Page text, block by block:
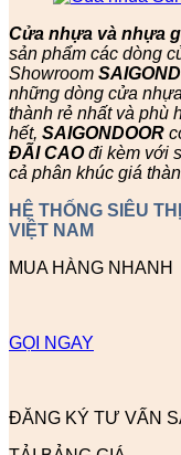
Cửa nhựa và nhựa
sản phẩm các dòng
Showroom
những dòng cửa
thành rẻ nhất và phù
hết, SAIGONDOOR
ĐÃI CAOđi kèm với
cả phân khúc giá
HỆ THỐNG SIÊU
VIỆT NAM
MUA HÀNG NHANH
GỌI NGAY
ĐĂNG KÝ TƯ VẤN